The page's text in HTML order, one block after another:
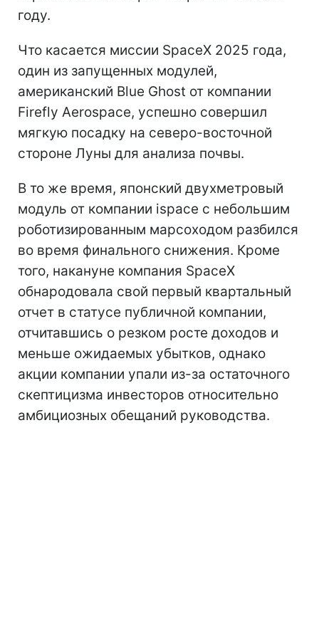
году.
Что касается миссии SpaceX 2025 года,
один из запущенных модулей,
американский Blue Ghost от компании
Firefly Aerospace, успешно совершил
мягкую посадку на северо-восточной
стороне Луны для анализа почвы.
В то же время, японский двухметровый
модуль от компании ispace с небольшим
роботизированным марсоходом разбился
во время финального снижения. Кроме
того, накануне компания SpaceX
обнародовала свой первый квартальный
отчет в статусе публичной компании,
отчитавшись о резком росте доходов и
меньше ожидаемых убытков, однако
акции компании упали из-за остаточного
скептицизма инвесторов относительно
амбициозных обещаний руководства.